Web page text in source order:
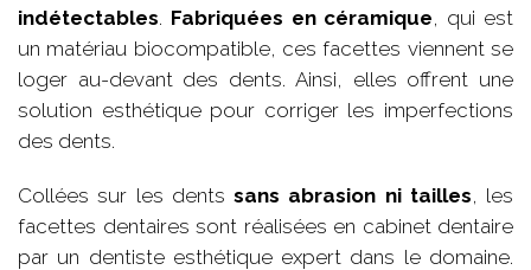
indétectables. Fabriquées en céramique, qui est
un matériau biocompatible, ces facettes viennent se
loger au-devant des dents. Ainsi, elles offrent une
solution esthétique pour corriger les imperfections
des dents.
Collées sur les dents sans abrasion ni tailles, les
facettes dentaires sont réalisées en cabinet dentaire
par un dentiste esthétique expert dans le domaine.